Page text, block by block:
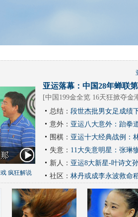
疯狂解说
亚运落幕：中国28年蝉联
[中国199金全览 16天狂掀夺金
总结： 段世杰批男女足成绩
意外： 亚运八大意外：跆拳
围棋： 亚运十大经典战例：
失意： 11大失意明星：张琳
新人： 亚运8大新星-叶诗文
社区： 林丹或成李永波救命